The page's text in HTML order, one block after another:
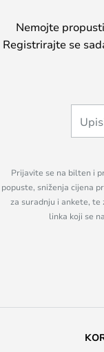
Nemojte
Registrirajte se
Prijavite se na bilten i
popuste, sniženja cijena
za suradnju i ankete,
linka koji se